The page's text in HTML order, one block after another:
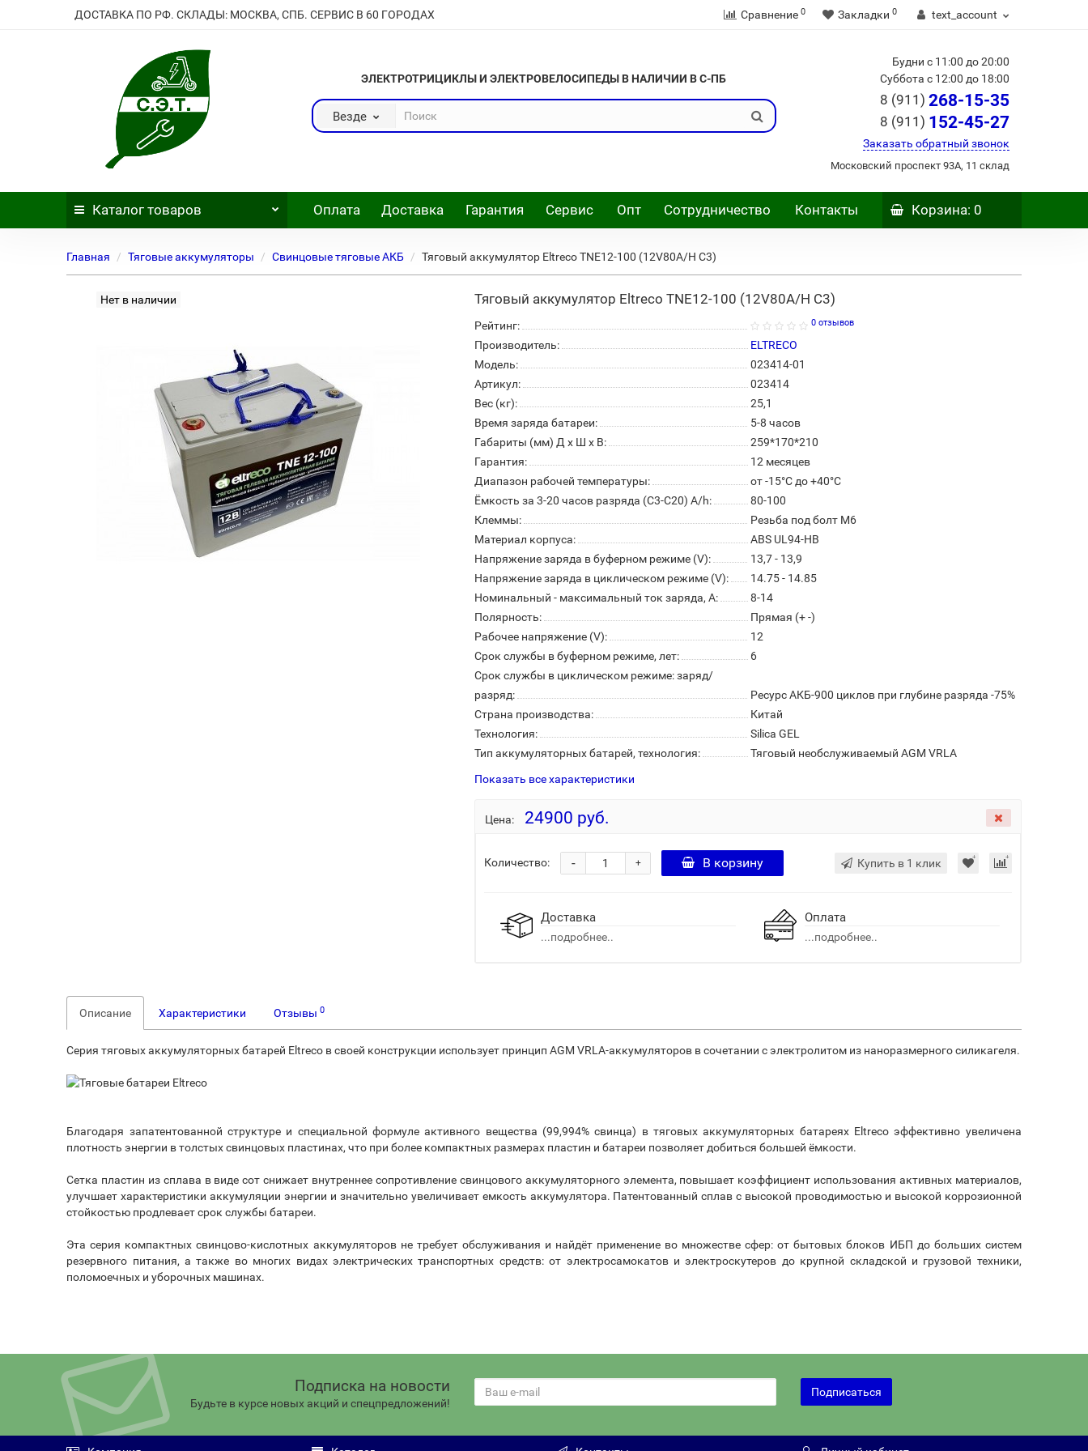
ДОСТАВКА ПО РФ. СКЛАДЫ: МОСКВА, СПБ. СЕРВИС В 60 ГОРОДАХ Сравнение 0 Закладки 0 text_account
ЭЛЕКТРОТРИЦИКЛЫ И ЭЛЕКТРОВЕЛОСИПЕДЫ В НАЛИЧИИ В С-ПБ
Везде
Будни с 11:00 до 20:00
Суббота с 12:00 до 18:00
8 (911) 268-15-35
8 (911) 152-45-27
Заказать обратный звонок
Московский проспект 93А, 11 склад
Каталог товаров Оплата Доставка Гарантия Сервис Опт Сотрудничество Контакты Корзина: 0
Главная Тяговые аккумуляторы Свинцовые тяговые АКБ Тяговый аккумулятор Eltreco TNE12-100 (12V80A/H C3)
Нет в наличии Тяговый аккумулятор Eltreco TNE12-100 (12V80A/H C3)
Рейтинг: 0 отзывов
Производитель:
ELTRECO
Модель:
023414-01
Артикул:
023414
Вес (кг):
25,1
Время заряда батареи:
5-8 часов
Габариты (мм) Д x Ш x В:
259*170*210
Гарантия:
12 месяцев
Диапазон рабочей температуры:
от -15°С до +40°С
Ёмкость за 3-20 часов разряда (С3-С20) A/h:
80-100
Клеммы:
Резьба под болт M6
Материал корпуса:
ABS UL94-HB
Напряжение заряда в буферном режиме (V):
13,7 - 13,9
Напряжение заряда в циклическом режиме (V):
14.75 - 14.85
Номинальный - максимальный ток заряда, А:
8-14
Полярность:
Прямая (+ -)
Рабочее напряжение (V):
12
Срок службы в буферном режиме, лет:
6
Срок службы в циклическом режиме: заряд/
разряд:
Ресурс АКБ-900 циклов при глубине разряда -75%
Страна производства:
Китай
Технология:
Silica GEL
Тип аккумуляторных батарей, технология:
Тяговый необслуживаемый AGM VRLA
Показать все характеристики
Цена: 24900 руб.
Количество: +
- В корзину Купить в 1 клик
Доставка
...подробнее..
Оплата
...подробнее..
Описание Характеристики Отзывы0
Серия тяговых аккумуляторных батарей Eltreco в своей конструкции использует принцип AGM VRLA-аккумуляторов в сочетании с электролитом из наноразмерного силикагеля.
Благодаря запатентованной структуре и специальной формуле активного вещества (99,994% свинца) в тяговых аккумуляторных батареях Eltreco эффективно увеличена
плотность энергии в толстых свинцовых пластинах, что при более компактных размерах пластин и батареи позволяет добиться большей ёмкости.
Сетка пластин из сплава в виде сот снижает внутреннее сопротивление свинцового аккумуляторного элемента, повышает коэффициент использования активных материалов,
улучшает характеристики аккумуляции энергии и значительно увеличивает емкость аккумулятора. Патентованный сплав с высокой проводимостью и высокой коррозионной
стойкостью продлевает срок службы батареи.
Эта серия компактных свинцово-кислотных аккумуляторов не требует обслуживания и найдёт применение во множестве сфер: от бытовых блоков ИБП до больших систем
резервного питания, а также во многих видах электрических транспортных средств: от электросамокатов и электроскутеров до крупной складской и грузовой техники,
поломоечных и уборочных машинах.
Подписка на новости
Будьте в курсе новых акций и спецпредложений!
Подписаться